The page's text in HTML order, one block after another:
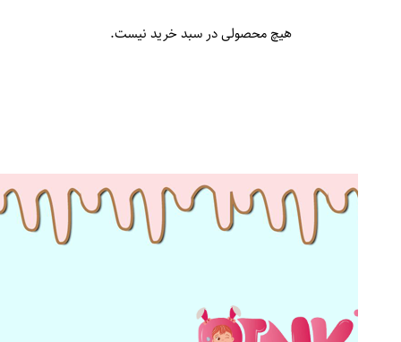
هیچ محصولی در سبد خرید نیست.